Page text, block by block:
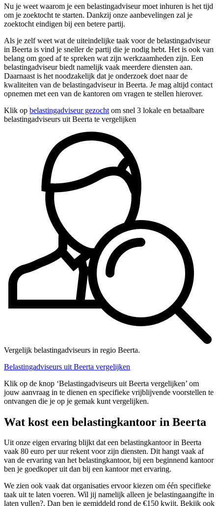
Nu je weet waarom je een belastingadviseur moet inhuren is het tijd
om je zoektocht te starten. Dankzij onze aanbevelingen zal je
zoektocht eindigen bij een betere partij.
Als je zelf weet wat de uiteindelijke taak voor de belastingadviseur
in Beerta is vind je sneller de partij die je nodig hebt. Het is ook van
belang om goed af te spreken wat zijn werkzaamheden zijn. Een
belastingadviseur biedt namelijk vaak meerdere diensten aan.
Daarnaast is het noodzakelijk dat je onderzoek doet naar de
kwaliteiten van de belastingadviseur in Beerta. Je mag altijd contact
opnemen met een van de kantoren om vragen te stellen hierover.
Klik op belastingadviseur gezocht om snel 3 lokale en betaalbare
belastingadviseurs uit Beerta te vergelijken
Vergelijk belastingadviseurs in regio Beerta.
Belastingadviseurs uit Beerta vergelijken
Klik op de knop ‘Belastingadviseurs uit Beerta vergelijken’ om
jouw aanvraag in te dienen en specifieke vrijblijvende voorstellen te
ontvangen die je op je gemak kunt vergelijken.
Wat kost een belastingkantoor in Beerta
Uit onze eigen ervaring blijkt dat een belastingkantoor in Beerta
vaak 80 euro per uur rekent voor zijn diensten. Dit hangt vaak af
van de ervaring van het belastingkantoor, bij een beginnend kantoor
ben je goedkoper uit dan bij een kantoor met ervaring.
We zien ook vaak dat organisaties ervoor kiezen om één specifieke
taak uit te laten voeren. Wil jij namelijk alleen je belastingaangifte in
laten vullen?. Dan ben je gemiddeld rond de €150 kwijt. Bekijk ook